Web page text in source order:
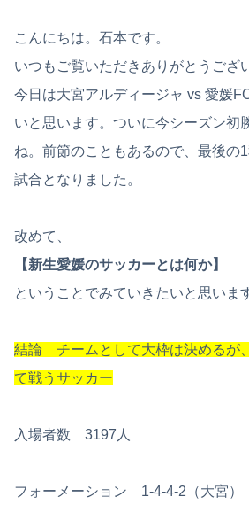
こんにちは。石本です。
いつもご覧いただきありがとうござ
今日は大宮アルディージャ vs 愛媛
いと思います。ついに今シーズン初
ね。前節のこともあるので、最後の
試合となりました。
改めて、
【新生愛媛のサッカーとは何か】
ということでみていきたいと思いま
結論 チームとして大枠は決めるが
て戦うサッカー
入場者数 3197人
フォーメーション 1-4-4-2（大宮）